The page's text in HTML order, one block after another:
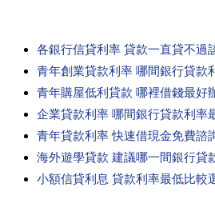
各銀行信貸利率 貸款一直貸不過
青年創業貸款利率 哪間銀行貸款
青年購屋低利貸款 哪裡借錢最好
企業貸款利率 哪間銀行貸款利率
青年貸款利率 快速借現金免費諮
海外遊學貸款 建議哪一間銀行貸
小額信貸利息 貸款利率最低比較